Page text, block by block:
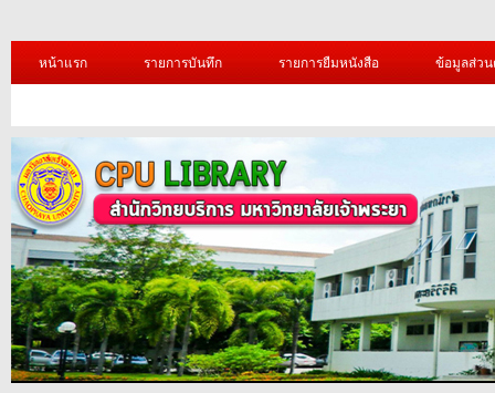
หน้าแรก รายการบันทึก รายการยืมหนังสือ ข้อมูลส่ว